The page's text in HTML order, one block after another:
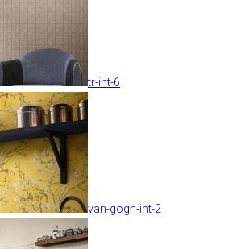
tr-int-6
van-gogh-int-2